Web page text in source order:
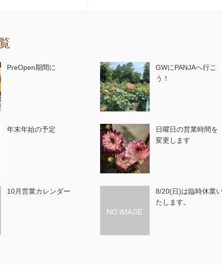
PreOpen期間に
GWにPANJAへ行こ
う！
年末年始の予定
日曜日の営業時間を
変更します
10月営業カレンダー
8/20(日)は臨時休業
たします。